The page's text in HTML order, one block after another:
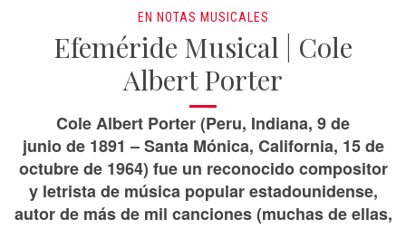
EN NOTAS MUSICALES
Efeméride Musical | Cole
Albert Porter
Cole Albert Porter (Peru, Indiana, 9 de
junio de 1891 – Santa Mónica, California, 15 de
octubre de 1964) fue un reconocido compositor
y letrista de música popular estadounidense,
autor de más de mil canciones (muchas de ellas,